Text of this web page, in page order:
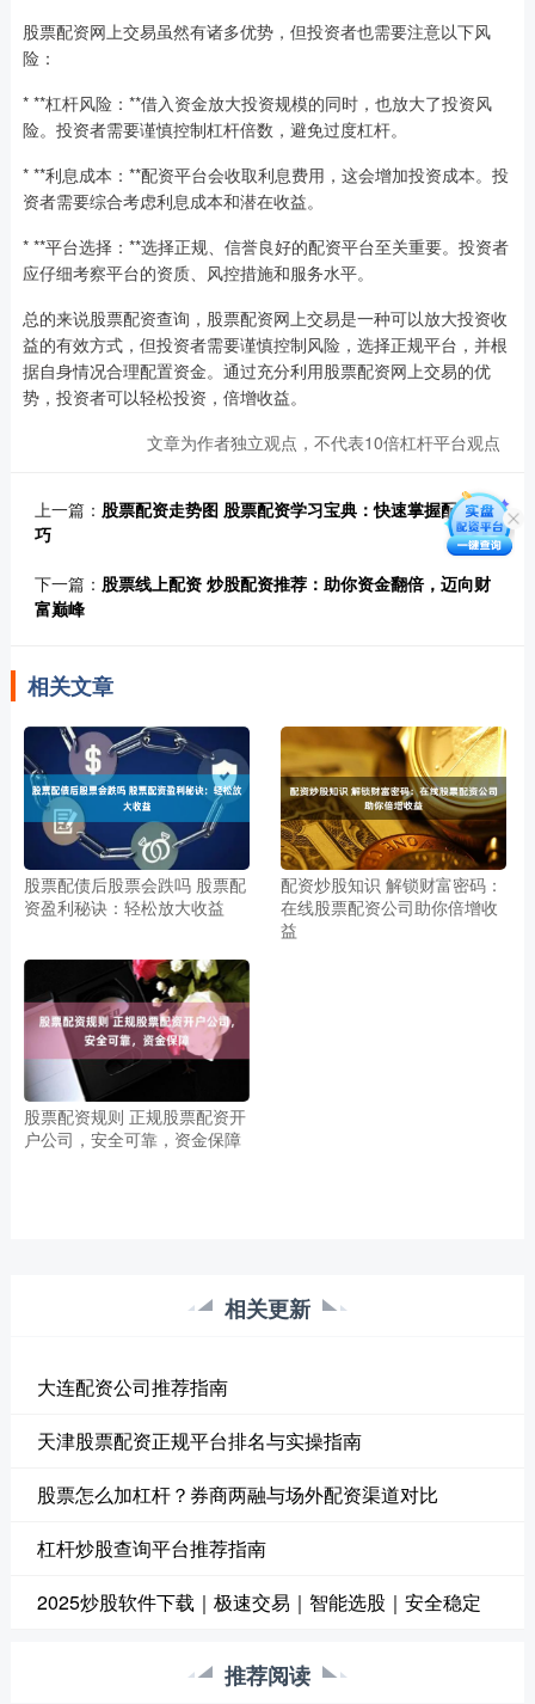
股票配资网上交易虽然有诸多优势，但投资者也需要注意以下风
险：
* **杠杆风险：**借入资金放大投资规模的同时，也放大了投资风
险。投资者需要谨慎控制杠杆倍数，避免过度杠杆。
* **利息成本：**配资平台会收取利息费用，这会增加投资成本。投
资者需要综合考虑利息成本和潜在收益。
* **平台选择：**选择正规、信誉良好的配资平台至关重要。投资者
应仔细考察平台的资质、风控措施和服务水平。
总的来说股票配资查询，股票配资网上交易是一种可以放大投资收
益的有效方式，但投资者需要谨慎控制风险，选择正规平台，并根
据自身情况合理配置资金。通过充分利用股票配资网上交易的优
势，投资者可以轻松投资，倍增收益。
文章为作者独立观点，不代表10倍杠杆平台观点
上一篇： 股票配资走势图 股票配资学习宝典：快速掌握配资技
巧
下一篇： 股票线上配资 炒股配资推荐：助你资金翻倍，迈向财
富巅峰
相关文章
股票配债后股票会跌吗 股票配
资盈利秘诀：轻松放大收益
配资炒股知识 解锁财富密码：
在线股票配资公司助你倍增收
益
股票配资规则 正规股票配资开
户公司，安全可靠，资金保障
相关更新
大连配资公司推荐指南
天津股票配资正规平台排名与实操指南
股票怎么加杠杆？券商两融与场外配资渠道对比
杠杆炒股查询平台推荐指南
2025炒股软件下载｜极速交易｜智能选股｜安全稳定
推荐阅读